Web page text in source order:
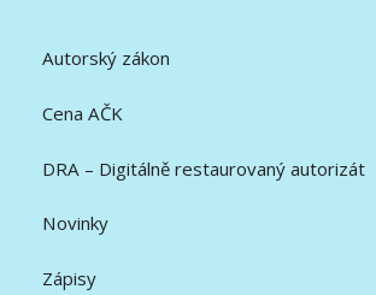
Autorský zákon
Cena AČK
DRA – Digitálně restaurovaný autorizát
Novinky
Zápisy